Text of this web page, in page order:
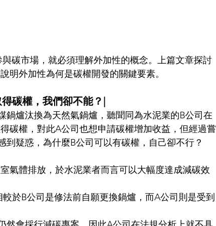
明外加性為何是碳權開發的關鍵要素。
碳權，我們卻不能？|
鍋爐汰換為天然氣鍋爐，聽聞同為水泥業的B公司在
碳權，對此A公司也想申請碳權增加收益，但經過嘗
疑惑，為什麼B公司可以有碳權，自己卻不行？
氣體排放，於水泥業者而言可以大幅度達成減碳效
於B公司是修法前自願更換鍋爐，而A公司則是受到